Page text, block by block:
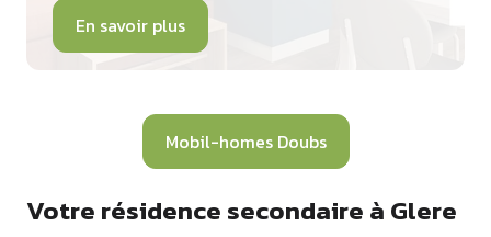
En savoir plus
Mobil-homes Doubs
Votre résidence secondaire à Glere